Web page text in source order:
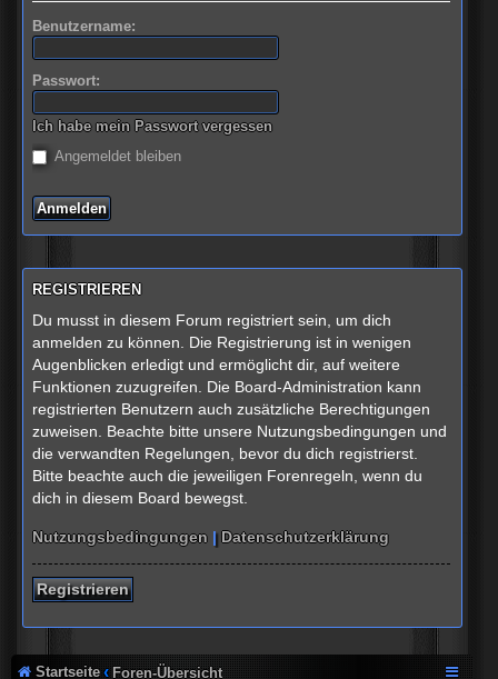
Benutzername:
Passwort:
Ich habe mein Passwort vergessen
Angemeldet bleiben
REGISTRIEREN
Du musst in diesem Forum registriert sein, um dich
anmelden zu können. Die Registrierung ist in wenigen
Augenblicken erledigt und ermöglicht dir, auf weitere
Funktionen zuzugreifen. Die Board-Administration kann
registrierten Benutzern auch zusätzliche Berechtigungen
zuweisen. Beachte bitte unsere Nutzungsbedingungen und
die verwandten Regelungen, bevor du dich registrierst.
Bitte beachte auch die jeweiligen Forenregeln, wenn du
dich in diesem Board bewegst.
Nutzungsbedingungen |Datenschutzerklärung
Registrieren
Startseite Foren-Übersicht